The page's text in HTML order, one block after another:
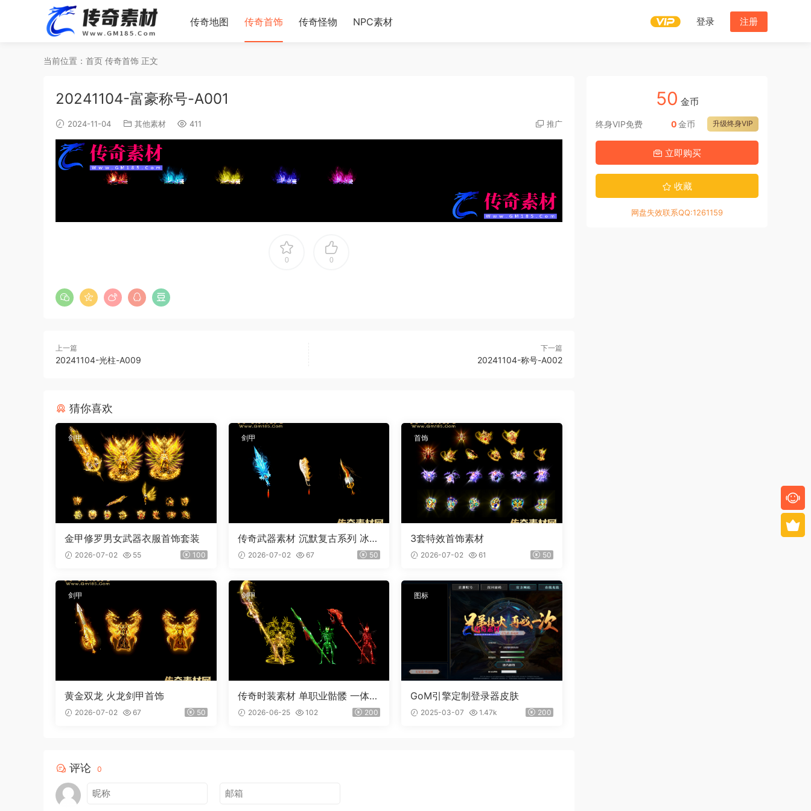
传奇地图 传奇首饰 传奇怪物 NPC素材 登录 注册
当前位置： 首页 传奇首饰 正文
20241104-富豪称号-A001
2024-11-04 其他素材 411 推广
0 0
上一篇
20241104-光柱-A009
下一篇
20241104-称号-A002
猜你喜欢
剑甲
金甲修罗男女武器衣服首饰套装
2026-07-02 55 100
剑甲
传奇武器素材 沉默复古系列 冰魄
屠刀 内外观齐全 PNG素材 3把
2026-07-02 67 50
首饰
3套特效首饰素材
2026-07-02 61 50
剑甲
黄金双龙 火龙剑甲首饰
2026-07-02 67 50
剑甲
传奇时装素材 单职业骷髅 一体时
装 2026-06-25 102 200
图标
GoM引擎定制登录器皮肤
2025-03-07 1.47k 200
评论 0
50 金币
终身VIP免费 升级终身VIP
0金币
立即购买
收藏
网盘失效联系QQ:1261159